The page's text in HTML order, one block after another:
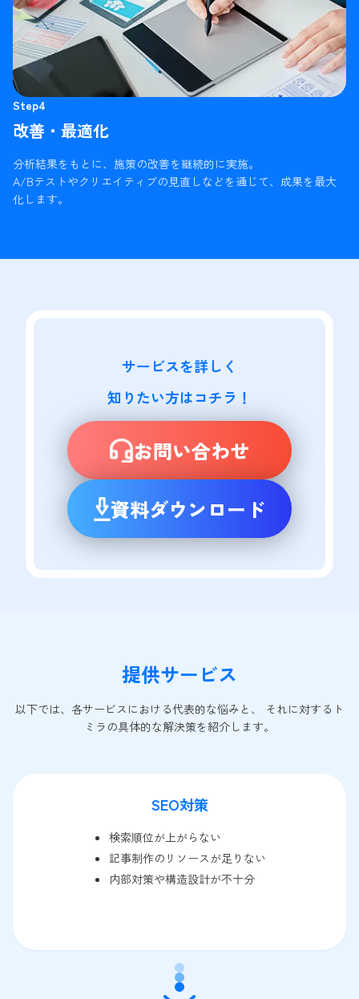
Step4
改善・最適化
分析結果をもとに、施策の改善を継続的に実施。
A/Bテストやクリエイティブの見直しなどを通じて、成果を最大
化します。
サービスを詳しく
知りたい方はコチラ！
お問い合わせ
資料ダウンロード
提供サービス
以下では、各サービスにおける代表的な悩みと、 それに対するト
ミラの具体的な解決策を紹介します。
SEO対策
検索順位が上がらない
記事制作のリソースが足りない
内部対策や構造設計が不十分